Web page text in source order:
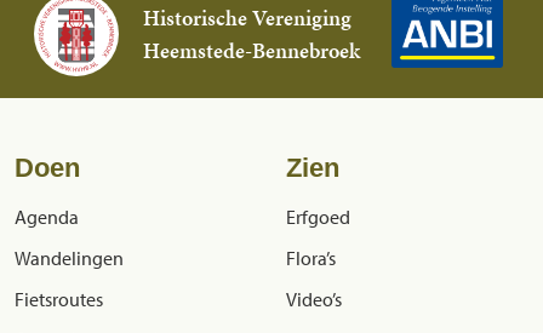
Historische Vereniging
Heemstede-Bennebroek
Doen
Agenda
Wandelingen
Fietsroutes
Zien
Erfgoed
Flora’s
Video’s